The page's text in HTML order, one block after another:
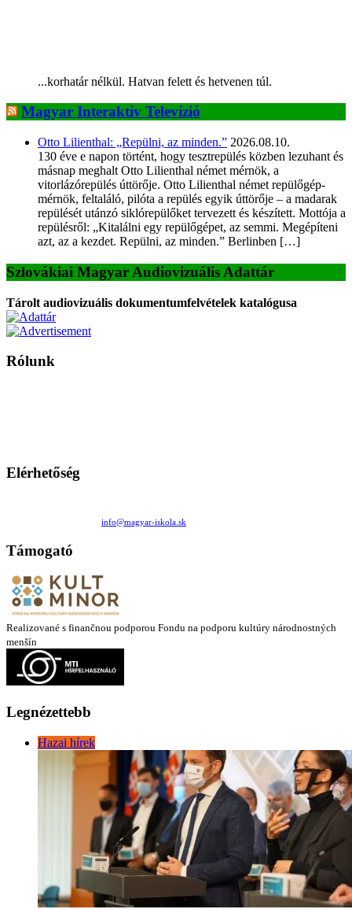
...korhatár nélkül. Hatvan felett és hetvenen túl.
Magyar Interaktív Televízió
Otto Lilienthal: „Repülni, az minden.” 2026.08.10.
130 éve e napon történt, hogy tesztrepülés közben lezuhant és
másnap meghalt Otto Lilienthal német mérnök, a
vitorlázórepülés úttörője. Otto Lilienthal német repülőgép-
mérnök, feltaláló, pilóta a repülés egyik úttörője – a madarak
repülését utánzó siklórepülőket tervezett és készített. Mottója a
repülésről: „Kitalálni egy repülőgépet, az semmi. Megépíteni
azt, az a kezdet. Repülni, az minden.” Berlinben […]
Szlovákiai Magyar Audiovizuális Adattár
Tárolt audiovizuális dokumentumfelvételek katalógusa
Rólunk
Elérhetőség
info@magyar-iskola.sk
Támogató
Realizované s finančnou podporou Fondu na podporu kultúry národnostných
menšín
Legnézettebb
Hazai hírek